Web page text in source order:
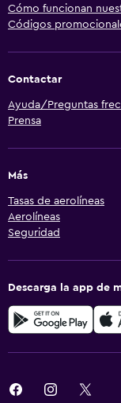
Cómo funcionan
Códigos
Contactar
Ayuda/Preguntas
Prensa
Más
Tasas de aerolíneas
Aerolíneas
Seguridad
Descarga la app de